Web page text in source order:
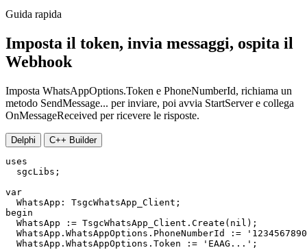
Guida rapida
Imposta il token, invia messaggi, ospita il
Webhook
Imposta WhatsAppOptions.Token e PhoneNumberId, richiama un
metodo SendMessage... per inviare, poi avvia StartServer e collega
OnMessageReceived per ricevere le risposte.
Delphi C++ Builder
uses
sgcLibs;
var
begin
WhatsApp := TsgcWhatsApp_Client.Create( nil );
  WhatsApp.WhatsAppOptions.PhoneNumberId :=
  WhatsApp.WhatsAppOptions.Token :=
'EAAG...' ;